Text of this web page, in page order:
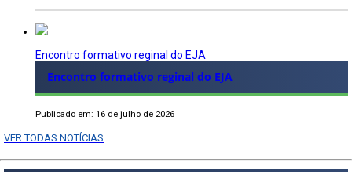
Encontro formativo reginal do EJA
Encontro formativo reginal do EJA
Publicado em: 16 de julho de 2026
VER TODAS NOTÍCIAS